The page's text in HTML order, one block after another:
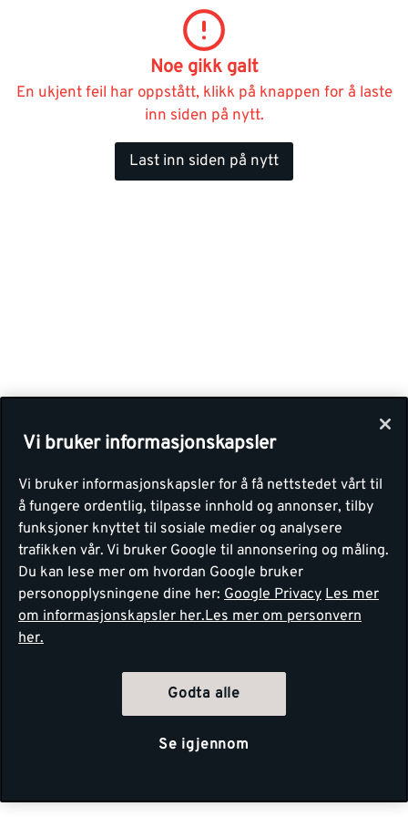
Noe gikk galt
En ukjent feil har oppstått, klikk på knappen for å laste
inn siden på nytt.
Last inn siden på nytt
Vi bruker informasjonskapsler
Vi bruker informasjonskapsler for å få nettstedet vårt til
å fungere ordentlig, tilpasse innhold og annonser, tilby
funksjoner knyttet til sosiale medier og analysere
trafikken vår. Vi bruker Google til annonsering og måling.
Du kan lese mer om hvordan Google bruker
personopplysningene dine her: Google Privacy Les mer
om informasjonskapsler her.Les mer om personvern
her.
Godta alle
Se igjennom